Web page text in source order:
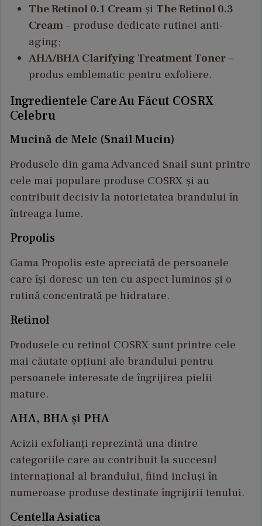
The Retinol 0.1 Cream și The Retinol 0.3
Cream – produse dedicate rutinei anti-
aging;
AHA/BHA Clarifying Treatment Toner –
produs emblematic pentru exfoliere.
Ingredientele Care Au Făcut COSRX
Celebru
Mucină de Melc (Snail Mucin)
Produsele din gama Advanced Snail sunt printre
cele mai populare produse COSRX și au
contribuit decisiv la notorietatea brandului în
întreaga lume.
Propolis
Gama Propolis este apreciată de persoanele
care își doresc un ten cu aspect luminos și o
rutină concentrată pe hidratare.
Retinol
Produsele cu retinol COSRX sunt printre cele
mai căutate opțiuni ale brandului pentru
persoanele interesate de îngrijirea pielii
mature.
AHA, BHA și PHA
Acizii exfolianți reprezintă una dintre
categoriile care au contribuit la succesul
internațional al brandului, fiind incluși în
numeroase produse destinate îngrijirii tenului.
Centella Asiatica